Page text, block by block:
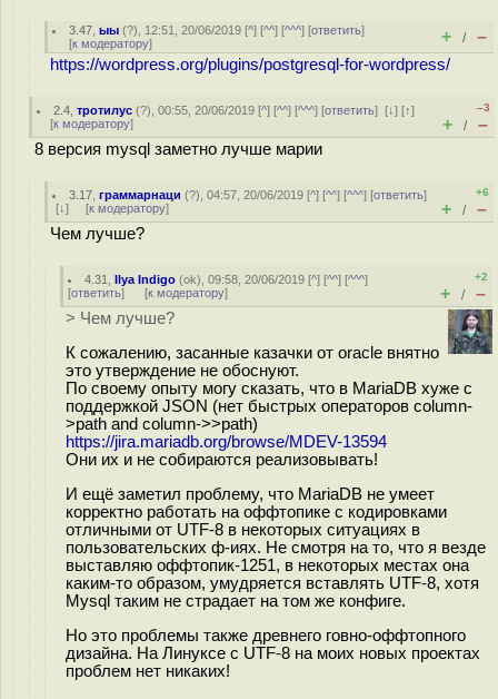
3.47 ,ыы (?), 12:51, 20/06/2019 [^] [^^] [^^^] [ответить]
[к модератору] + / –
https://wordpress.org/plugins/postgresql-for-wordpress/
2.4 ,тротилус (?), 00:55, 20/06/2019 [^] [^^] [^^^] [ответить][↓] [↑]
[к модератору]
–3
+ / –
8 версия mysql заметно лучше марии
3.17 ,граммарнаци (?), 04:57, 20/06/2019 [^] [^^] [^^^] [ответить]
[↓] [к модератору]
+6
+ / –
Чем лучше?
4.31 ,Ilya Indigo (ok), 09:58, 20/06/2019 [^] [^^] [^^^]
[ответить] [к модератору]
+2
+ / –
> Чем лучше?
К сожалению, засанные казачки от oracle внятно
это утверждение не обоснуют.
По своему опыту могу сказать, что в MariaDB хуже с
поддержкой JSON (нет быстрых операторов column-
>path and column->>path)
https://jira.mariadb.org/browse/MDEV-13594
Они их и не собираются реализовывать!
И ещё заметил проблему, что MariaDB не умеет
корректно работать на оффтопике с кодировками
отличными от UTF-8 в некоторых ситуациях в
пользовательских ф-иях. Не смотря на то, что я везде
выставляю оффтопик-1251, в некоторых местах она
каким-то образом, умудряется вставлять UTF-8, хотя
Mysql таким не страдает на том же конфиге.
Но это проблемы также древнего говно-оффтопного
дизайна. На Линуксе с UTF-8 на моих новых проектах
проблем нет никаких!